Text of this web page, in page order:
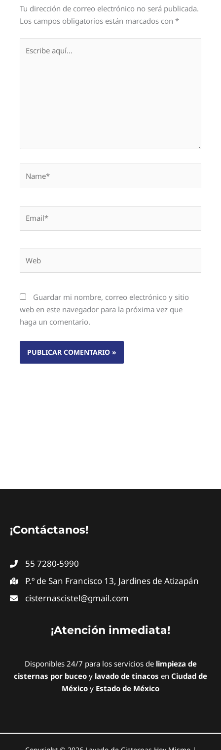
Tu dirección de correo electrónico no será publicada.
Los campos obligatorios están marcados con*
aquí...
Guardar mi nombre, correo electrónico y sitio
web en este navegador para la próxima vez que
haga un comentario.
¡Contáctanos!
55 7280-5990
P.º de San Francisco 13, Jardines de Atizapán
cisternascistel@gmail.com
¡Atención inmediata!
Disponibles 24/7 para los servicios de limpieza de
cisternas por buceo y lavado de tinacos en Ciudad de
México y Estado de México